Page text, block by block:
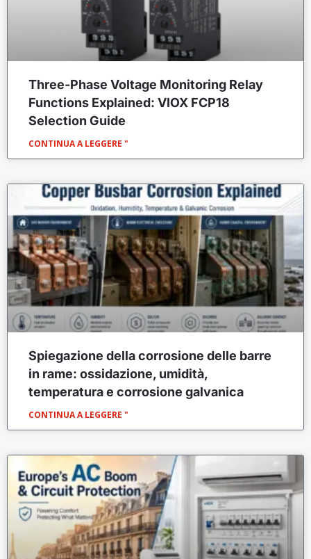
Three-Phase Voltage Monitoring Relay
Functions Explained: VIOX FCP18
Selection Guide
CONTINUA A LEGGERE "
Spiegazione della corrosione delle barre
in rame: ossidazione, umidità,
temperatura e corrosione galvanica
CONTINUA A LEGGERE "